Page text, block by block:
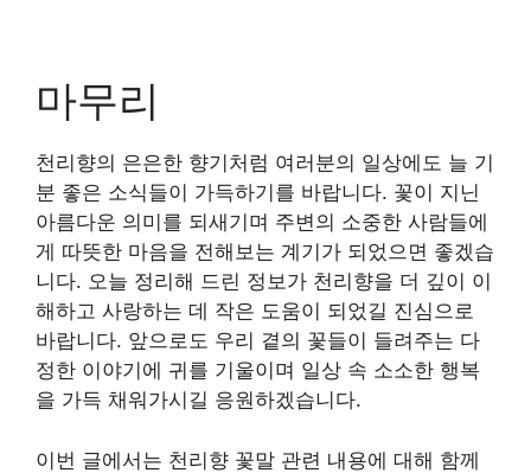
마무리
천리향의 은은한 향기처럼 여러분의 일상에도 늘 기
분 좋은 소식들이 가득하기를 바랍니다. 꽃이 지닌
아름다운 의미를 되새기며 주변의 소중한 사람들에
게 따뜻한 마음을 전해보는 계기가 되었으면 좋겠습
니다. 오늘 정리해 드린 정보가 천리향을 더 깊이 이
해하고 사랑하는 데 작은 도움이 되었길 진심으로
바랍니다. 앞으로도 우리 곁의 꽃들이 들려주는 다
정한 이야기에 귀를 기울이며 일상 속 소소한 행복
을 가득 채워가시길 응원하겠습니다.
이번 글에서는 천리향 꽃말 관련 내용에 대해 함께